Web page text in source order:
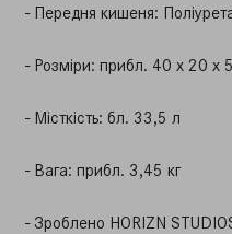
- Передня кишеня:
- Розміри: прибл. 40 x 20 x
- Місткість: бл. 33,5 л
- Вага: прибл. 3,45 кг
- Зроблено HORIZN